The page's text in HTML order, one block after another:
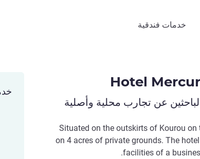
خدمات فندقية
Hotel
عن تجارب محلية وأصلية
Situated on the outskirts of Kourou
on 4 acres of private grounds. The
facilities of a